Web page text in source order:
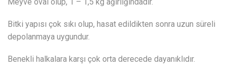
Meyve oval olup, 1 – 1,5 kg ağırlığındadır.
Bitki yapısı çok sıkı olup, hasat edildikten sonra uzun süreli
depolanmaya uygundur.
Benekli halkalara karşı çok orta derecede dayanıklıdır.